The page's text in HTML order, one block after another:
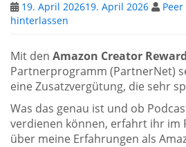
19. April 202619. April 2026 Peer
hinterlassen
Mit den Amazon Creator
Partnerprogramm (PartnerNet)
eine Zusatzvergütung, die sehr
Was das genau ist und ob
verdienen können, erfahrt ihr im
über meine Erfahrungen als